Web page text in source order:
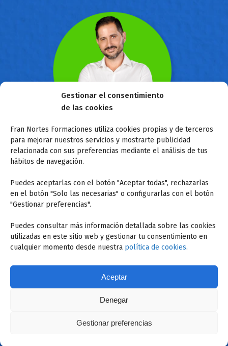
Gestionar el consentimiento
de las cookies
Fran Nortes Formaciones utiliza cookies propias y de terceros
para mejorar nuestros servicios y mostrarte publicidad
relacionada con sus preferencias mediante el análisis de tus
hábitos de navegación.
Puedes aceptarlas con el botón "Aceptar todas", rechazarlas
en el botón "Solo las necesarias" o configurarlas con el botón
"Gestionar preferencias".
Puedes consultar más información detallada sobre las cookies
utilizadas en este sitio web y gestionar tu consentimiento en
cualquier momento desde nuestra política de cookies.
Aceptar
Denegar
Gestionar preferencias
Sobre mí
preparador de oposiciones junto a mi equipo de
Inspectores de Educación y profesores. Somos
expertos en legislación educativa e impartimos
ponencias y formaciones relacionadas con la
docencia...
Política de cookies · Política de privacidad